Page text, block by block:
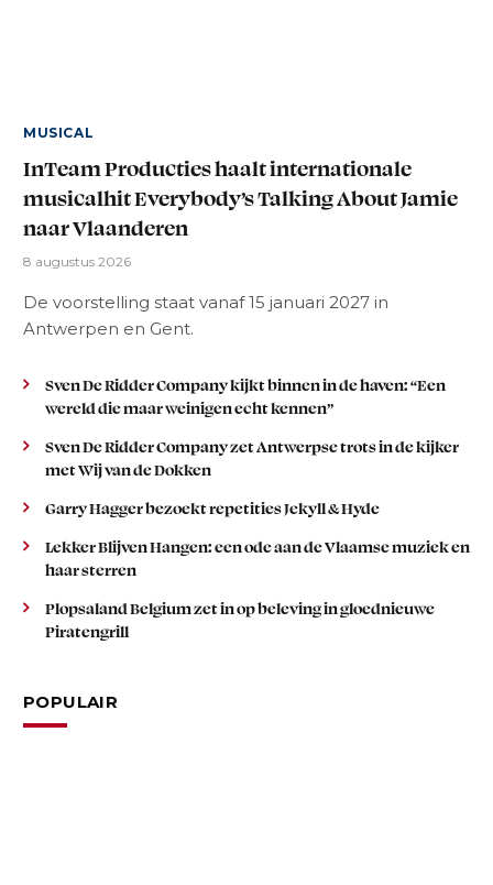
MUSICAL
InTeam Producties haalt internationale
musicalhit Everybody’s Talking About Jamie
naar Vlaanderen
8 augustus 2026
De voorstelling staat vanaf 15 januari 2027 in
Antwerpen en Gent.
Sven De Ridder Company kijkt binnen in de haven: “Een
wereld die maar weinigen echt kennen”
Sven De Ridder Company zet Antwerpse trots in de kijker
met Wij van de Dokken
Garry Hagger bezoekt repetities Jekyll & Hyde
Lekker Blijven Hangen: een ode aan de Vlaamse muziek en
haar sterren
Plopsaland Belgium zet in op beleving in gloednieuwe
Piratengrill
POPULAIR